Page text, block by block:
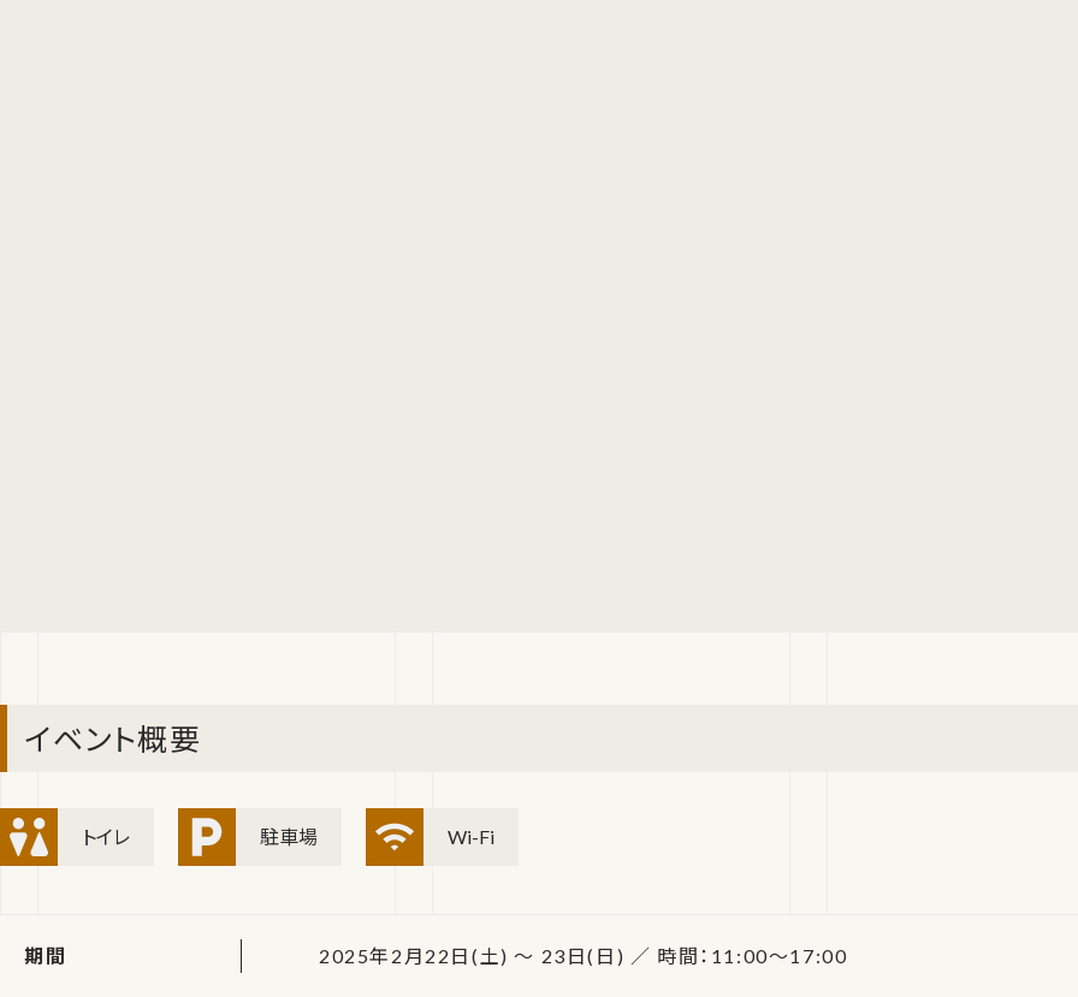
イベント概要
トイレ 駐車場 Wi-Fi
期間 2025年2月22日(土) ～ 23日(日) ／ 時間：11:00～17:00